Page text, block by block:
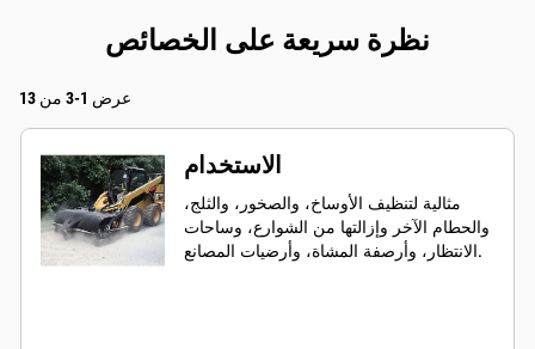
نظرة سريعة على الخصائص
عرض 1-3 من 13
الاستخدام
مثالية لتنظيف الأوساخ، والصخور، والثلج،
والحطام الآخر وإزالتها من الشوارع، وساحات
الانتظار، وأرصفة المشاة، وأرضيات المصانع.